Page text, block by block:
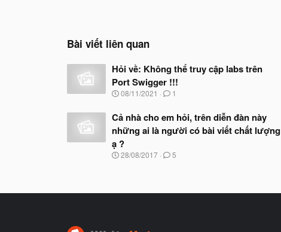
Bài viết liên quan
Hỏi về: Không thể truy cập labs trên
Port Swigger !!!
N
à
y
b
ắ
t
đ
08/11/2021 1
Cả nhà cho em hỏi, trên diễn đàn này
những ai là người có bài viết chất lượng
ạ ?
N
b
28/08/2017 5